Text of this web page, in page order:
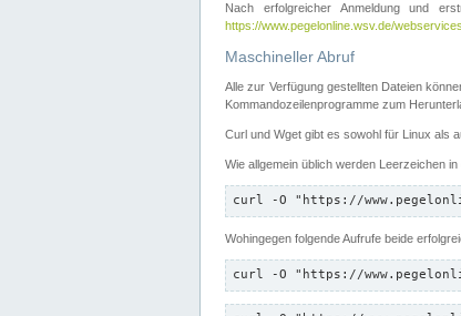
Nach erfolgreicher Anmeldung und
https://www.pegelonline.wsv.de/
Maschineller Abruf
Alle zur Verfügung gestellten Dateien
Kommandozeilenprogramme zum
Curl und Wget gibt es sowohl für Linux als
Wie allgemein üblich werden Leerzeichen
curl -O "https://
Wohingegen folgende Aufrufe beide
curl -O "https://